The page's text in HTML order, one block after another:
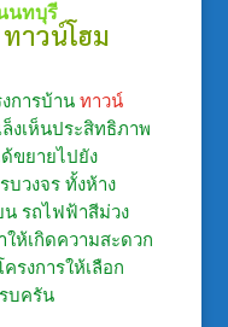
นทบุรี
ทาวน์โฮม
การบ้าน ทาวน์
งเห็นประสิทธิภาพ
ขยายไปยัง
วงจร ทั้งห้าง
น รถไฟฟ้าสีม่วง
ห้เกิดความสะดวก
รงการให้เลือก
บครัน